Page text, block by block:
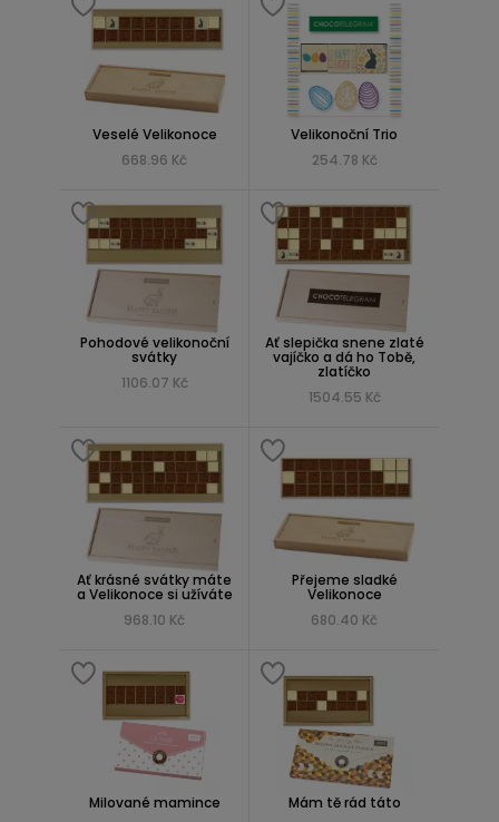
Veselé Velikonoce
668.96 Kč
Velikonoční Trio
254.78 Kč
Pohodové velikonoční
svátky
1106.07 Kč
Ať slepička snene zlaté
vajíčko a dá ho Tobě,
zlatíčko
1504.55 Kč
Ať krásné svátky máte
a Velikonoce si užíváte
968.10 Kč
Přejeme sladké
Velikonoce
680.40 Kč
Milované mamince
Mám tě rád táto